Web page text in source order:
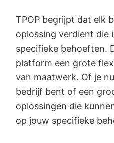
TPOP begrijpt dat elk
oplossing verdient die
specifieke behoeften.
platform een grote
van maatwerk. Of je
bedrijf bent of een
oplossingen die
op jouw specifieke